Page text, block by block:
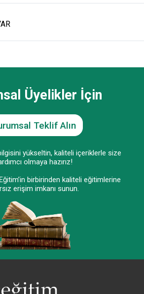
Üyelikler İçin
Teklif Alın
yükseltin, kaliteli içeriklerle size
olmaya hazırız!
birbirinden kaliteli eğitimlerine
erişim imkanı sunun.